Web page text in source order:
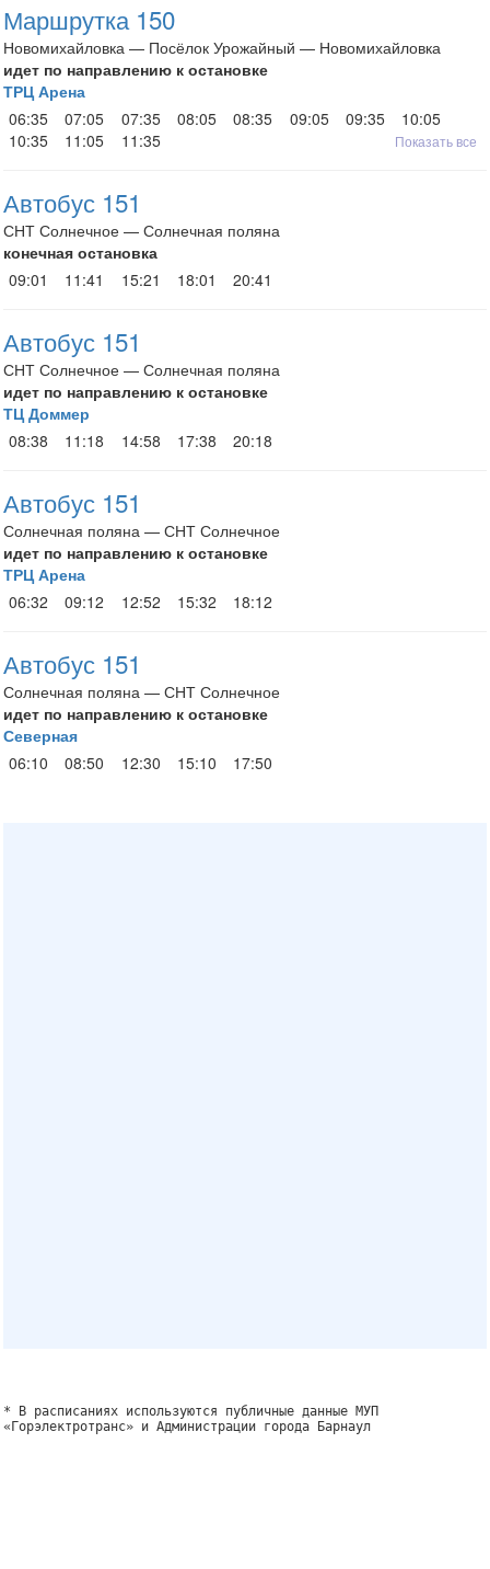
Маршрутка 150
Новомихайловка — Посёлок Урожайный — Новомихайловка
идет по направлению к остановке
ТРЦ Арена
06:35
07:05 07:35 08:05 08:35 09:05 09:35
10:05
10:35
11:05 11:35 Показать все
Автобус 151
СНТ Солнечное — Солнечная поляна
конечная остановка
09:01
11:41 15:21 18:01 20:41
Автобус 151
СНТ Солнечное — Солнечная поляна
идет по направлению к остановке
ТЦ Доммер
08:38
11:18 14:58 17:38 20:18
Автобус 151
Солнечная поляна — СНТ Солнечное
идет по направлению к остановке
ТРЦ Арена
06:32
09:12 12:52 15:32 18:12
Автобус 151
Солнечная поляна — СНТ Солнечное
идет по направлению к остановке
Северная
06:10
08:50 12:30 15:10 17:50
* В расписаниях используются публичные данные МУП
«Горэлектротранс» и Администрации города Барнаул